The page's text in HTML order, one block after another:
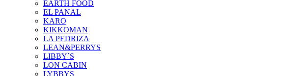
EARTH FOOD
EL PANAL
KARO
KIKKOMAN
LA PEDRIZA
LEAN&PERRYS
LIBBY´S
LON CABIN
LYBBYS